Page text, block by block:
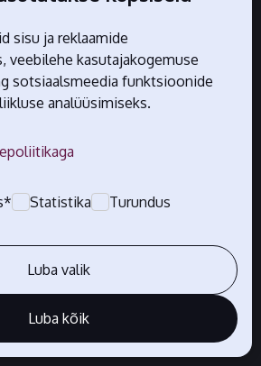
sisu ja reklaamide
veebilehe kasutajakogemuse
sotsiaalsmeedia funktsioonide
analüüsimiseks.
Statistika Turundus
Luba valik
Luba kõik